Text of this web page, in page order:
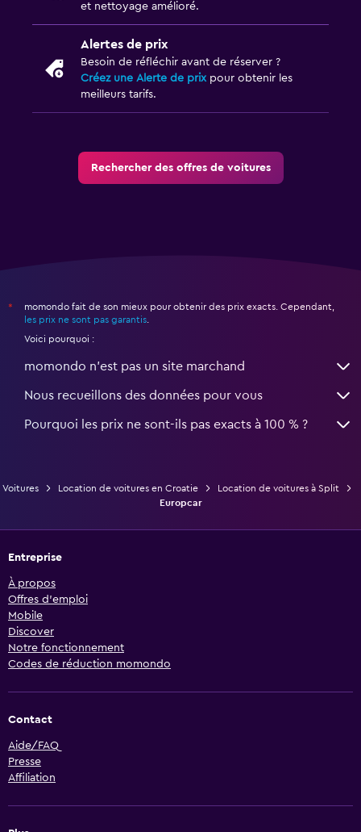
et nettoyage amélioré.
Alertes de prix
Besoin de réfléchir avant de réserver ?
Créez une Alerte de prixpour obtenir les
meilleurs tarifs.
Rechercher des offres de voitures
*
momondo fait de son mieux pour obtenir des prix exacts. Cependant,
les prix ne sont pas garantis.
Voici pourquoi :
momondo n'est pas un site marchand
Nous recueillons des données pour vous
Pourquoi les prix ne sont-ils pas exacts à 100 % ?
Voitures Location de voitures en Croatie
Location de voitures à Split
Europcar
Entreprise
À propos
Offres d’emploi
Mobile
Discover
Notre fonctionnement
Codes de réduction momondo
Contact
Aide/FAQ
Presse
Affiliation